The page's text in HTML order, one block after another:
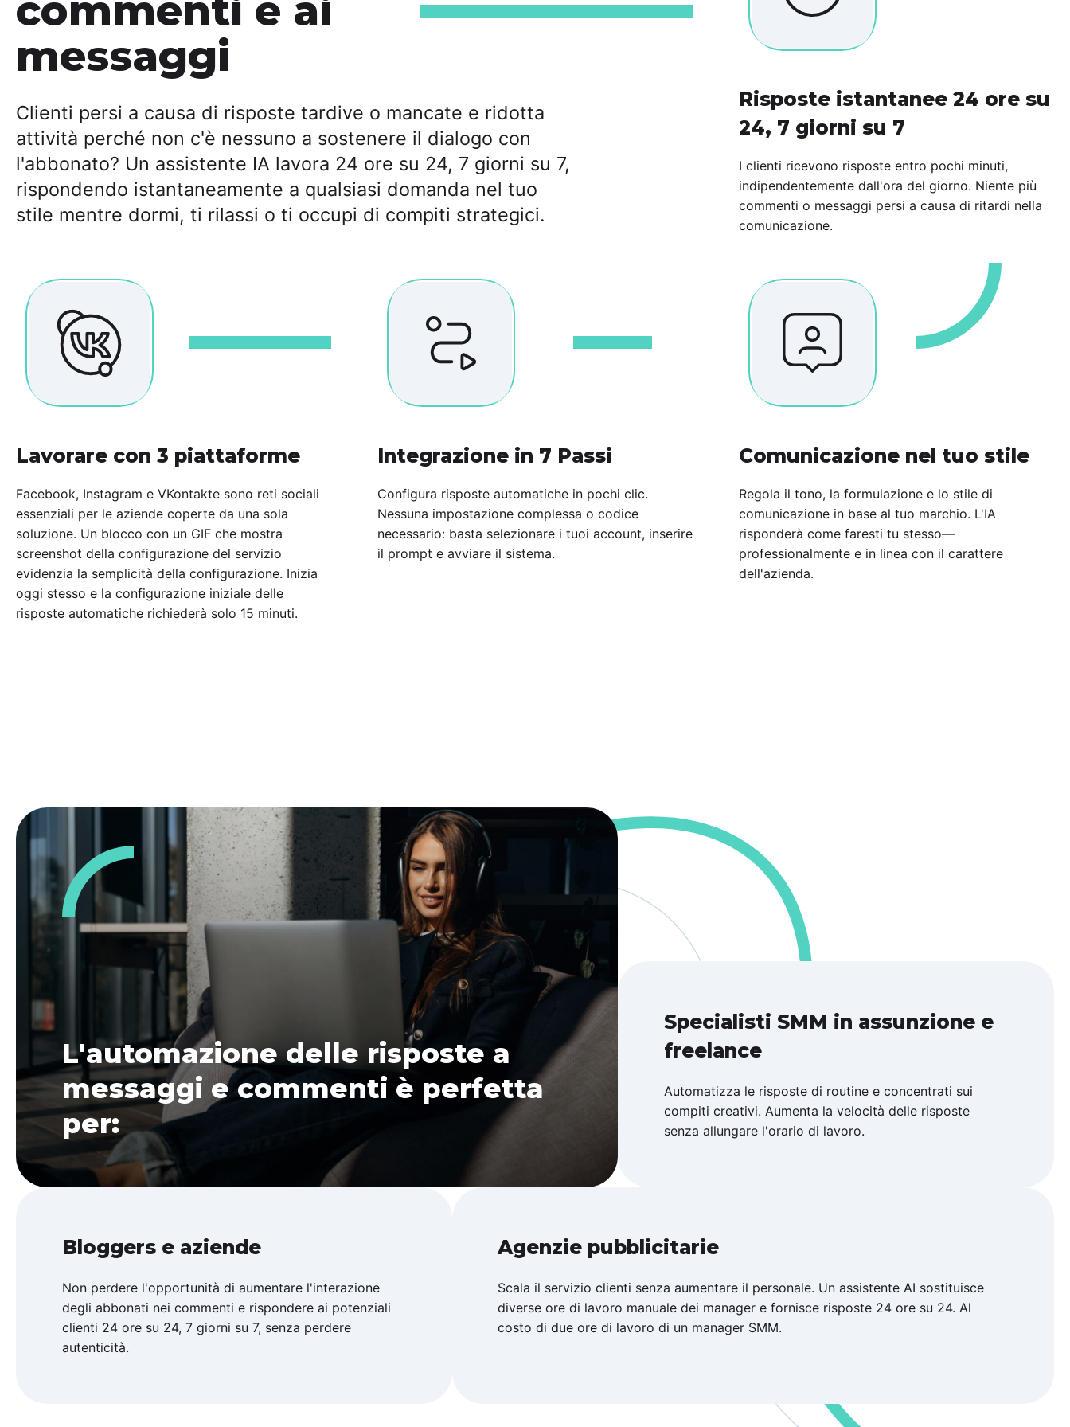
commenti e ai
messaggi
Clienti persi a causa di risposte tardive o mancate e ridotta
attività perché non c'è nessuno a sostenere il dialogo con
l'abbonato? Un assistente IA lavora 24 ore su 24, 7 giorni su 7,
rispondendo istantaneamente a qualsiasi domanda nel tuo
stile mentre dormi, ti rilassi o ti occupi di compiti strategici.
Risposte istantanee 24 ore su
24, 7 giorni su 7
I clienti ricevono risposte entro pochi minuti,
indipendentemente dall'ora del giorno. Niente più
commenti o messaggi persi a causa di ritardi nella
comunicazione.
Lavorare con 3 piattaforme
Facebook, Instagram e VKontakte sono reti sociali
essenziali per le aziende coperte da una sola
soluzione. Un blocco con un GIF che mostra
screenshot della configurazione del servizio
evidenzia la semplicità della configurazione. Inizia
oggi stesso e la configurazione iniziale delle
risposte automatiche richiederà solo 15 minuti.
Integrazione in 7 Passi
Configura risposte automatiche in pochi clic.
Nessuna impostazione complessa o codice
necessario: basta selezionare i tuoi account, inserire
il prompt e avviare il sistema.
Comunicazione nel tuo stile
Regola il tono, la formulazione e lo stile di
comunicazione in base al tuo marchio. L'IA
risponderà come faresti tu stesso—
professionalmente e in linea con il carattere
dell'azienda.
L'automazione delle risposte a
messaggi e commenti è perfetta
per:
Specialisti SMM in assunzione e
freelance
Automatizza le risposte di routine e concentrati sui
compiti creativi. Aumenta la velocità delle risposte
senza allungare l'orario di lavoro.
Bloggers e aziende
Non perdere l'opportunità di aumentare l'interazione
degli abbonati nei commenti e rispondere ai potenziali
clienti 24 ore su 24, 7 giorni su 7, senza perdere
autenticità.
Agenzie pubblicitarie
Scala il servizio clienti senza aumentare il personale. Un assistente AI sostituisce
diverse ore di lavoro manuale dei manager e fornisce risposte 24 ore su 24. Al
costo di due ore di lavoro di un manager SMM.